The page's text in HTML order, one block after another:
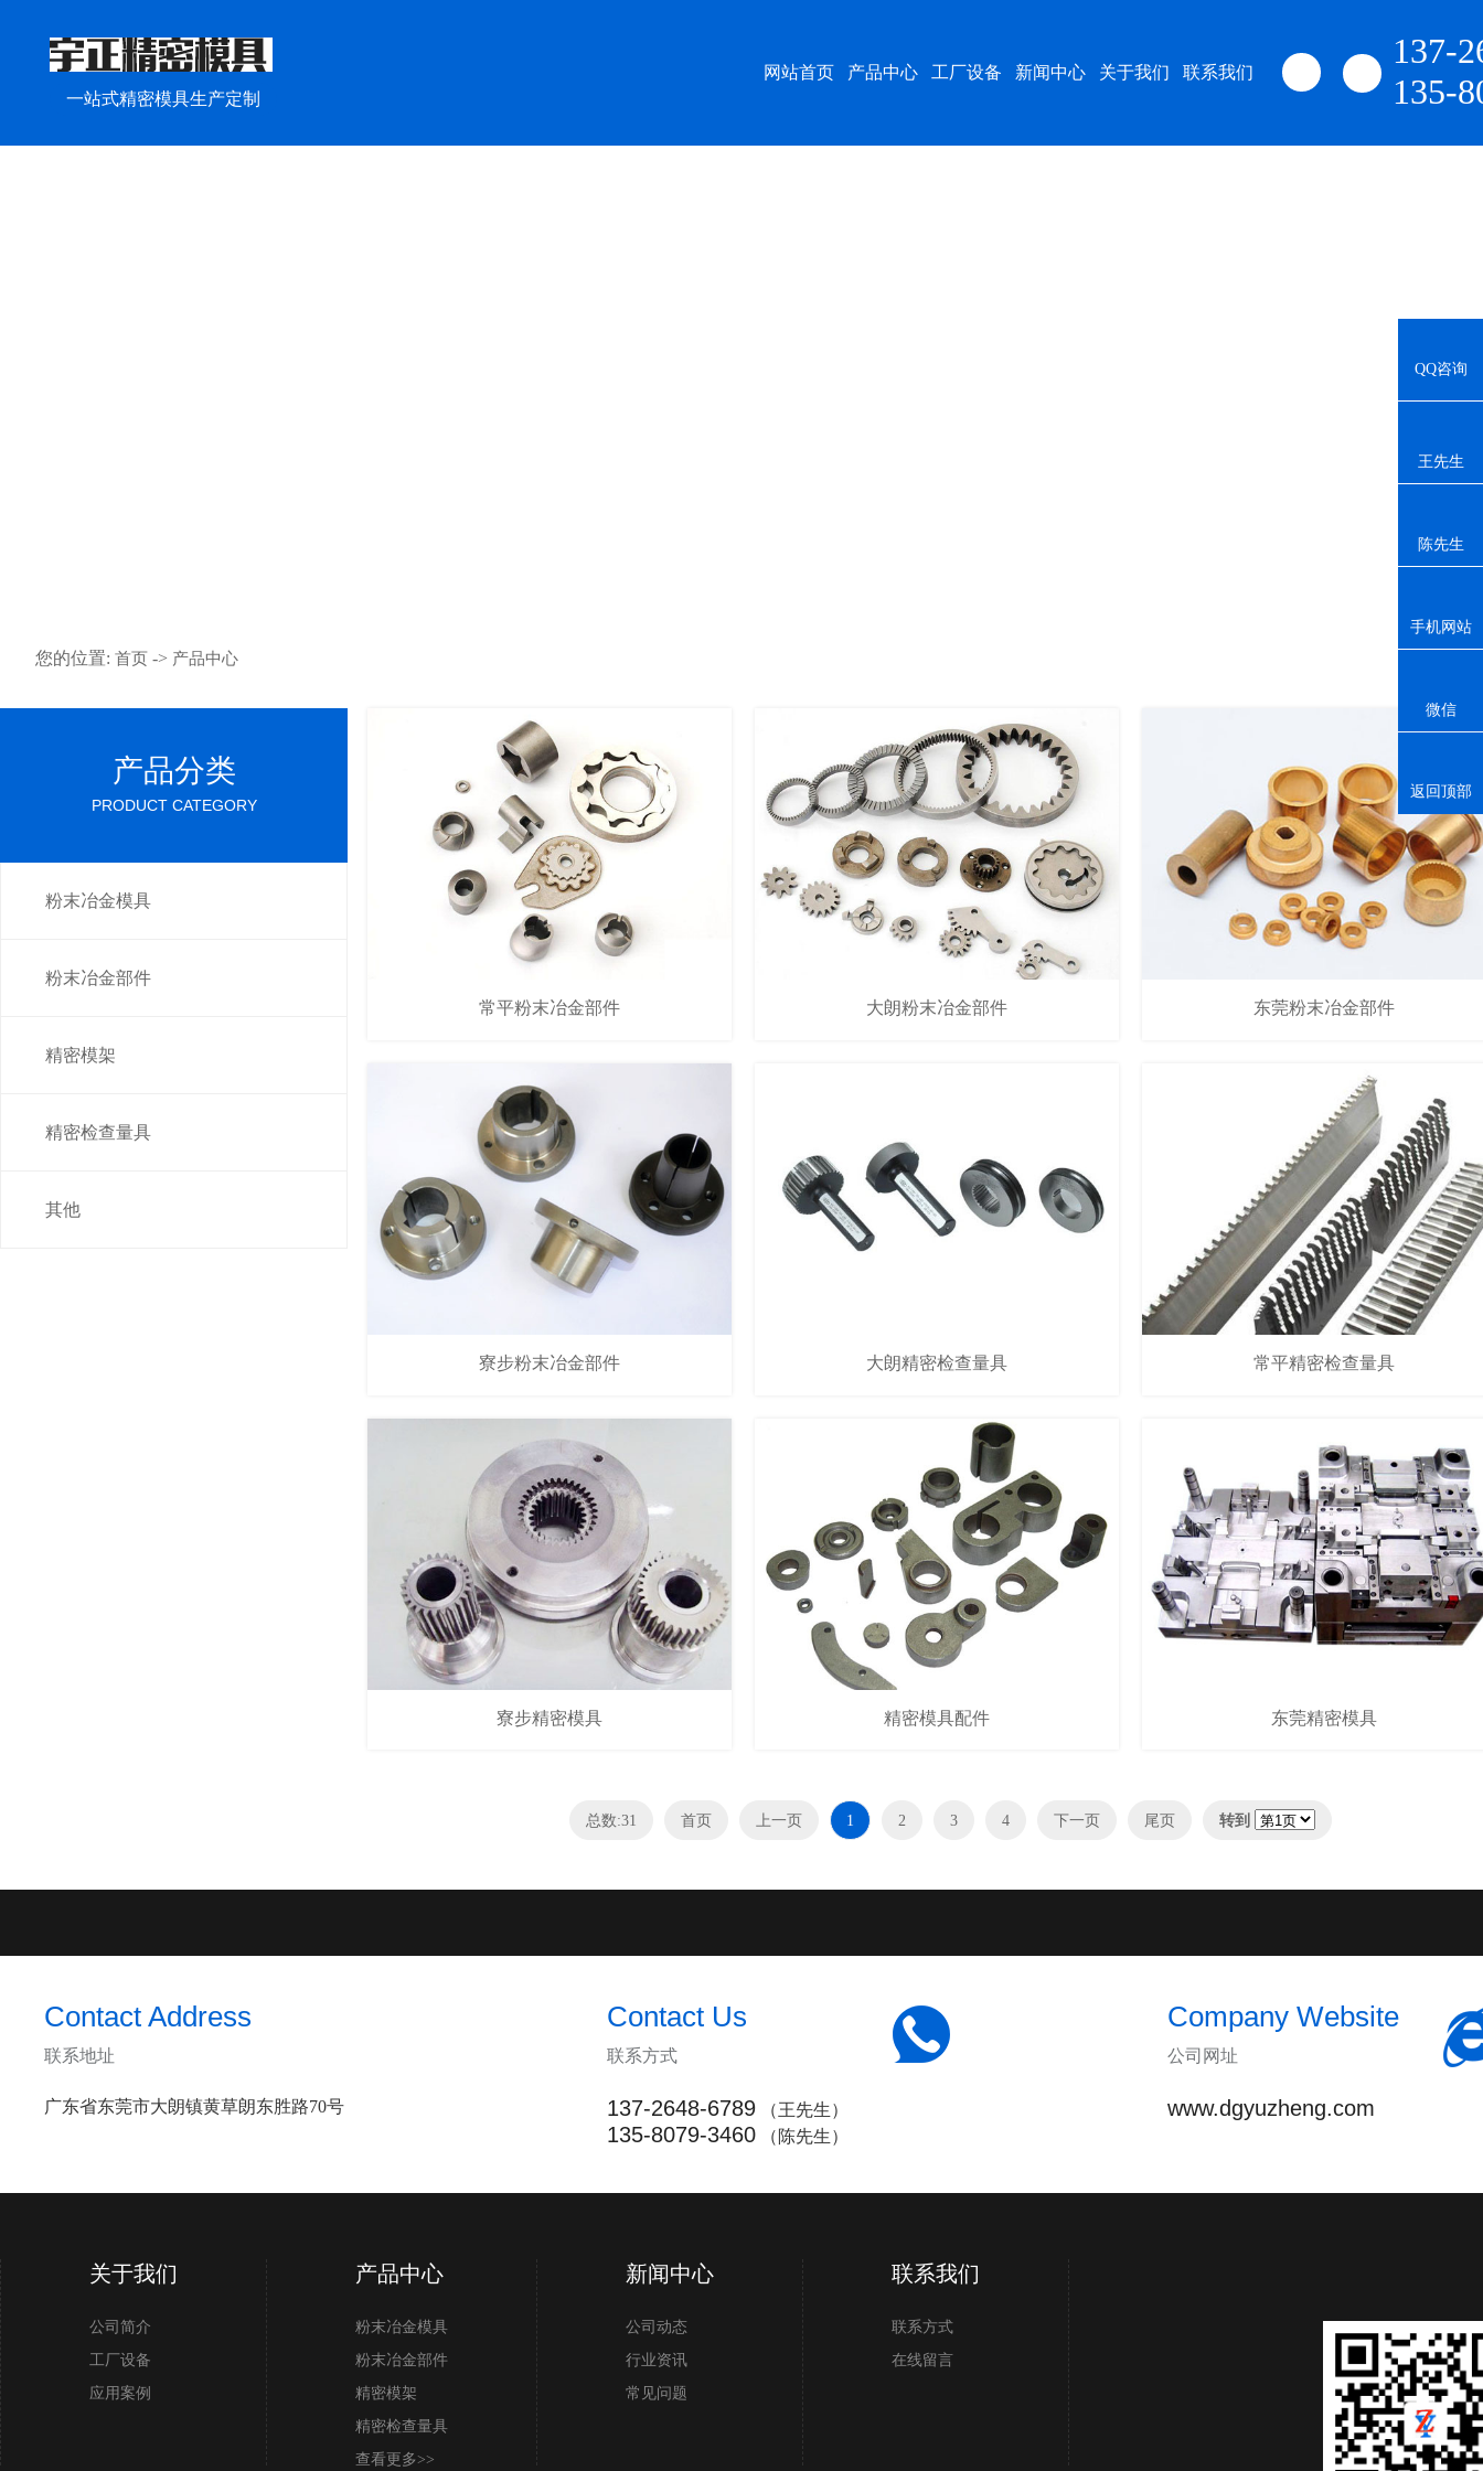
一站式精密模具生产定制
137-
135-
网站首页 产品中心 工厂设备 新闻中心 关于我们 联系我们
您的位置: 首页 -> 产品中心
产品分类
PRODUCT CATEGORY
粉末冶金模具
粉末冶金部件
精密模架
精密检查量具
其他
常平粉末冶金部件 大朗粉末冶金部件 东莞粉末冶金部件
寮步粉末冶金部件 大朗精密检查量具 常平精密检查量具
寮步精密模具 精密模具配件 东莞精密模具
总数:31 首页 上一页 1 2 3 4 下一页 尾页 转到
Contact Address
联系地址
广东省东莞市大朗镇黄草朗东胜路70号
Contact Us
联系方式
137-2648-6789（王先生）
135-8079-3460（陈先生）
Company Website
公司网址
www.dgyuzheng.com
关于我们
公司简介
工厂设备
应用案例
产品中心
粉末冶金模具
粉末冶金部件
精密模架
精密检查量具
查看更多>>
新闻中心
公司动态
行业资讯
常见问题
联系我们
联系方式
在线留言
QQ咨询
王先生
陈先生
手机网站
微信
返回顶部